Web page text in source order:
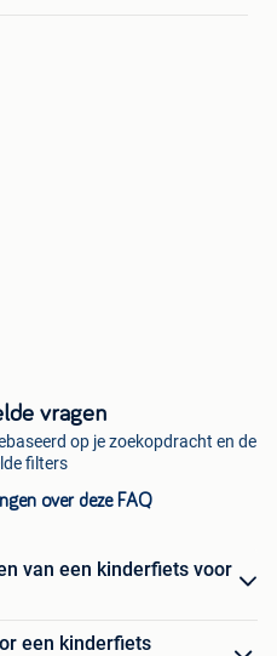
vragen
op je zoekopdracht en de
filters
over deze FAQ
van een kinderfiets voor
een kinderfiets